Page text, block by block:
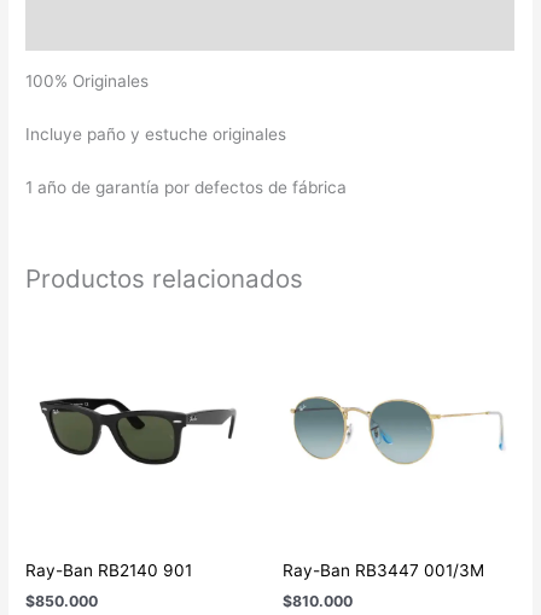
100% Originales
Incluye paño y estuche originales
1 año de garantía por defectos de fábrica
Productos relacionados
Ray-Ban RB2140 901
$850.000
Ray-Ban RB3447 001/3M
$810.000